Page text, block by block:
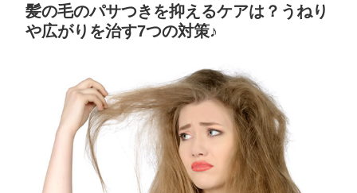
髪の毛のパサつきを抑えるケアは？うねり
や広がりを治す7つの対策♪